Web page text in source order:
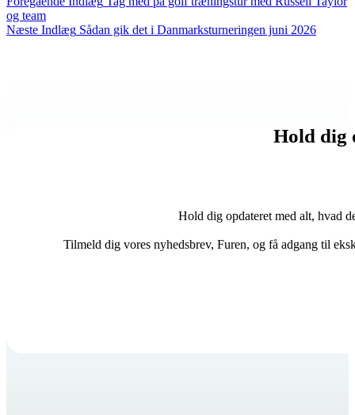
og team
Næste Indlæg Sådan gik det i Danmarksturneringen juni 2026
Hold dig
Hold dig opdateret med alt, hvad
Tilmeld dig vores nyhedsbrev, Furen, og få adgang til